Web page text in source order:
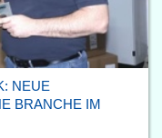
NEUE
BRANCHE IM